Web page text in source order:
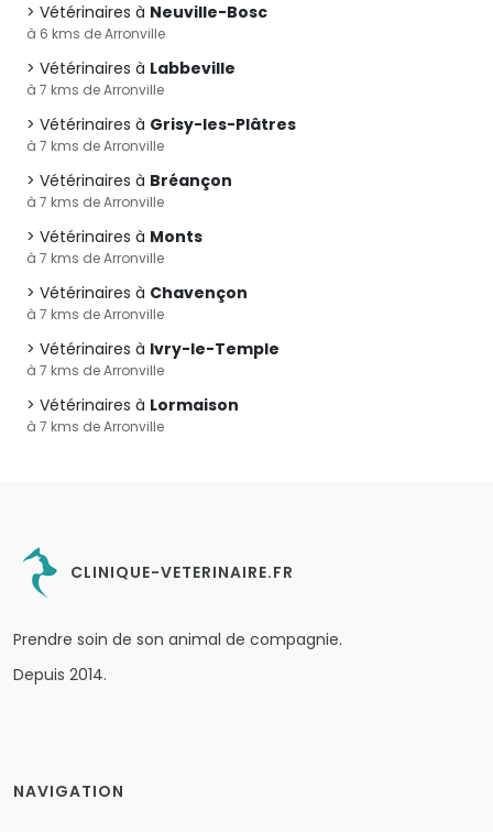
Vétérinaires à Neuville-Bosc
à 6 kms de Arronville
Vétérinaires à Labbeville
à 7 kms de Arronville
Vétérinaires à Grisy-les-Plâtres
à 7 kms de Arronville
Vétérinaires à Bréançon
à 7 kms de Arronville
Vétérinaires à Monts
à 7 kms de Arronville
Vétérinaires à Chavençon
à 7 kms de Arronville
Vétérinaires à Ivry-le-Temple
à 7 kms de Arronville
Vétérinaires à Lormaison
à 7 kms de Arronville
CLINIQUE-VETERINAIRE.FR
Prendre soin de son animal de compagnie.
Depuis 2014.
NAVIGATION